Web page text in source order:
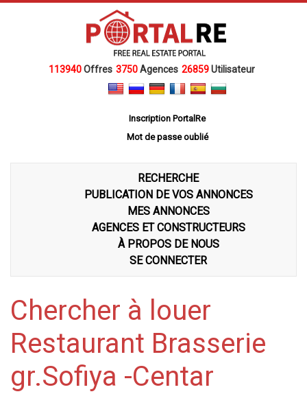
113940Offres 3750Agences 26859Utilisateur
Inscription PortalRe
Mot de passe oublié
RECHERCHE
PUBLICATION DE VOS ANNONCES
MES ANNONCES
AGENCES ET CONSTRUCTEURS
À PROPOS DE NOUS
SE CONNECTER
Chercher à louer
Restaurant Brasserie
gr.Sofiya -Centar